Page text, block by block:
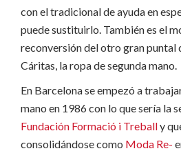
con el tradicional de ayuda en
puede sustituirlo. También es el
reconversión del otro gran puntal
Cáritas, la ropa de segunda mano.
En Barcelona se empezó a
mano en 1986 con lo que sería la
Fundación Formació i Trebally
consolidándose como Moda Re-